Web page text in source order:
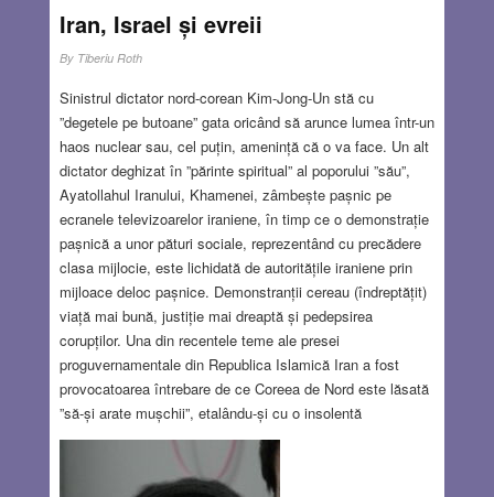
Iran, Israel și evreii
By Tiberiu Roth
Sinistrul dictator nord-corean Kim-Jong-Un stă cu
”degetele pe butoane” gata oricând să arunce lumea într-un
haos nuclear sau, cel puțin, amenință că o va face. Un alt
dictator deghizat în ”părinte spiritual” al poporului ”său”,
Ayatollahul Iranului, Khamenei, zâmbește pașnic pe
ecranele televizoarelor iraniene, în timp ce o demonstrație
pașnică a unor pături sociale, reprezentând cu precădere
clasa mijlocie, este lichidată de autoritățile iraniene prin
mijloace deloc pașnice. Demonstranții cereau (îndreptățit)
viață mai bună, justiție mai dreaptă și pedepsirea
corupților. Una din recentele teme ale presei
proguvernamentale din Republica Islamică Iran a fost
provocatoarea întrebare de ce Coreea de Nord este lăsată
”să-și arate mușchii”, etalându-și cu o insolentă
grandomanie capacitatea nucleară (care nu este nici pe
departe atât de periculoasă, pe cât încearcă propaganda
comunistă să o acrediteze ☹) în timp ce Iranul a fost